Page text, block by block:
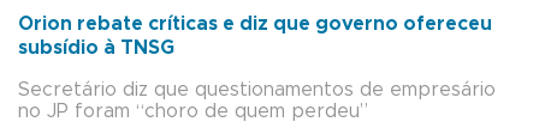
Orion rebate críticas e diz que governo ofereceu
subsídio à TNSG
Secretário diz que questionamentos de empresário
no JP foram “choro de quem perdeu”